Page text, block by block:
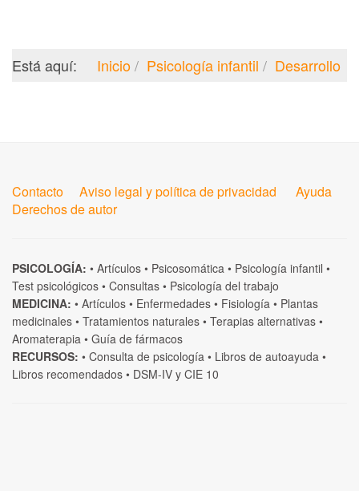
Está aquí: Inicio Psicología infantil Desarrollo
Contacto Aviso legal y política de privacidad
Ayuda
Derechos de autor
PSICOLOGÍA: • Artículos • Psicosomática • Psicología infantil •
Test psicológicos • Consultas • Psicología del trabajo
MEDICINA: • Artículos • Enfermedades • Fisiología • Plantas
medicinales • Tratamientos naturales • Terapias alternativas •
Aromaterapia • Guía de fármacos
RECURSOS: • Consulta de psicología • Libros de autoayuda •
Libros recomendados • DSM-IV y CIE 10